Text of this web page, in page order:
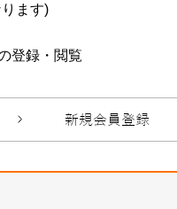
ます)
登録・閲覧